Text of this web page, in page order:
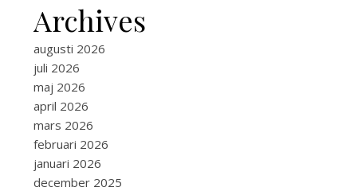
Archives
augusti 2026
juli 2026
maj 2026
april 2026
mars 2026
februari 2026
januari 2026
december 2025